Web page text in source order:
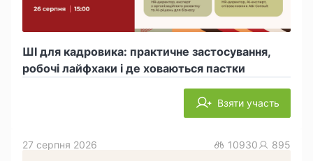
ШІ для кадровика: практичне застосування,
робочі лайфхаки і де ховаються пастки
Взяти участь
27 серпня 2026 10930 895